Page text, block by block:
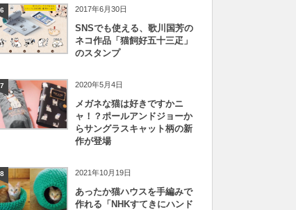
2017年6月30日
SNSでも使える、歌川国芳の
ネコ作品「猫飼好五十三疋」
のスタンプ
2020年5月4日
メガネな猫は好きですかニ
ャ！？ポールアンドジョーか
らサングラスキャット柄の新
作が登場
2021年10月19日
あったか猫ハウスを手編みで
作れる「NHKすてきにハンド